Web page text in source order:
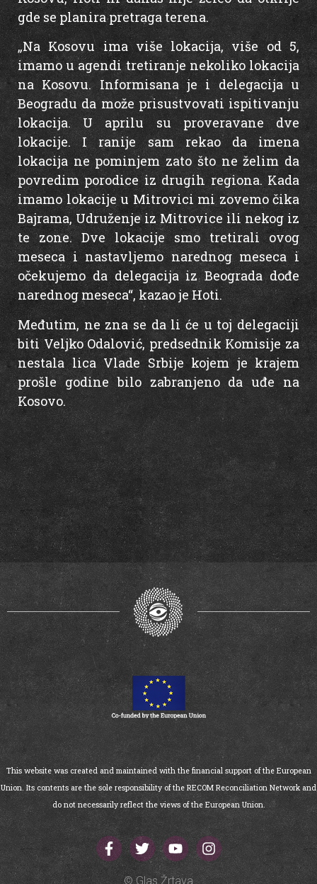
gde se planira pretraga terena.
„Na Kosovu ima više lokacija, više od 5,
imamo u agendi tretiranje nekoliko lokacija
na Kosovu. Informisana je i delegacija u
Beogradu da može prisustvovati ispitivanju
lokacija. U aprilu su proveravane dve
lokacije. I ranije sam rekao da imena
lokacija ne pominjem zato što ne želim da
povredim porodice iz drugih regiona. Kada
imamo lokacije u Mitrovici mi zovemo čika
Bajrama, Udruženje iz Mitrovice ili nekog iz
te zone. Dve lokacije smo tretirali ovog
meseca i nastavljemo narednog meseca i
očekujemo da delegacija iz Beograda dođe
narednog meseca“, kazao je Hoti.
Međutim, ne zna se da li će u toj delegaciji
biti Veljko Odalović, predsednik Komisije za
nestala lica Vlade Srbije kojem je krajem
prošle godine bilo zabranjeno da uđe na
Kosovo.
This website was created and maintained with the financial support of the European
Union. Its contents are the sole responsibility of the RECOM Reconciliation Network and
do not necessarily reflect the views of the European Union.
© Glas Žrtava